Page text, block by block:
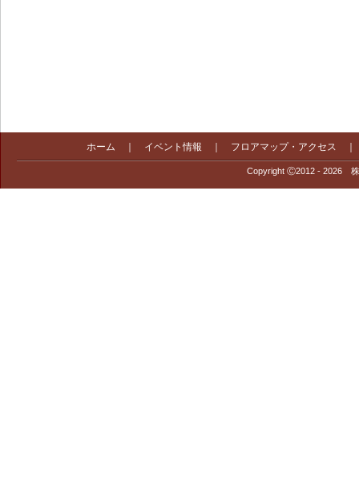
ホーム イベント情報 フロアマップ・アクセス
Copyright Ⓒ2012 - 2026 株